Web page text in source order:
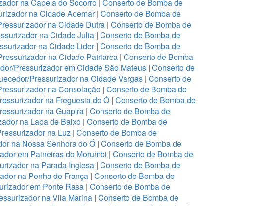
na Capela do Socorro | Conserto de Bomba de
na Cidade Ademar| Conserto de Bomba de
na Cidade Dutra | Conserto de Bomba de
na Cidade Julia | Conserto de Bomba de
na Cidade Lider| Conserto de Bomba de
na Cidade Patriarca| Conserto de Bomba
Pressurizador em Cidade São Mateus | Conserto de
Pressurizador na Cidade Vargas | Conserto de
na Consolação | Conserto de Bomba de
na Freguesia do Ó | Conserto de Bomba de
na Guapira| Conserto de Bomba de
na Lapa de Baixo | Conserto de Bomba de
na Luz | Conserto de Bomba de
na Nossa Senhora do Ó| Conserto de Bomba de
em Paineiras do Morumbi | Conserto de Bomba de
na Parada Inglesa | Conserto de Bomba de
na Penha de França | Conserto de Bomba de
em Ponte Rasa | Conserto de Bomba de
na Vila Marina| Conserto de Bomba de